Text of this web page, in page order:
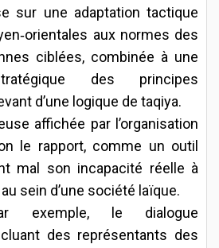
sur une adaptation tactique
aux normes des
ciblées, combinée à une
des principes
d’une logique de taqiya.
affichée par l’organisation
le rapport, comme un outil
mal son incapacité réelle à
sein d’une société laïque.
exemple, le dialogue
des représentants des